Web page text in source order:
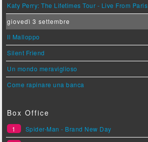
Katy Perry: The Lifetimes Tour - Live From Paris
giovedì 3 settembre
Il Malloppo
Silent Friend
Un mondo meraviglioso
Come rapinare una banca
Box Office
1
Spider-Man - Brand New Day